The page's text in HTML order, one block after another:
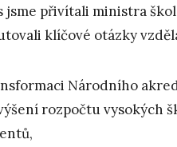
jsme přivítali ministra
klíčové otázky
Národního
rozpočtu vysokých